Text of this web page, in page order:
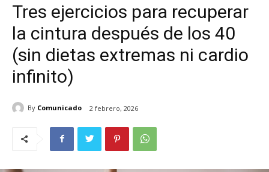
Tres ejercicios para recuperar
la cintura después de los 40
(sin dietas extremas ni cardio
infinito)
By Comunicado 2 febrero, 2026